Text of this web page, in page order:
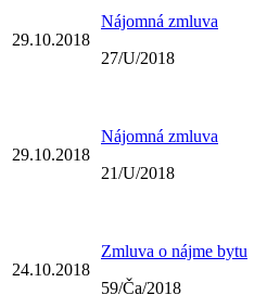
29.10.2018
Nájomná zmluva
27/U/2018
29.10.2018
Nájomná zmluva
21/U/2018
24.10.2018
Zmluva o nájme bytu
59/Ča/2018